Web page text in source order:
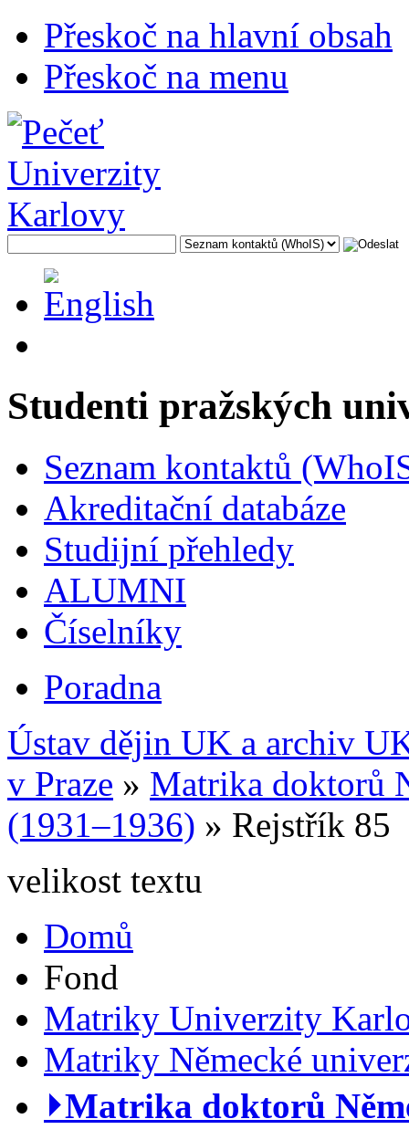
Přeskoč na hlavní obsah
Přeskoč na menu
Studenti pražských
Seznam kontaktů
Akreditační databáze
Studijní přehledy
ALUMNI
Číselníky
Poradna
Ústav dějin UK a archiv
v Praze » Matrika doktorů
(1931–1936) » Rejstřík 85
velikost textu
Domů
Fond
Matriky Univerzity
Matriky Německé
⏵Matrika doktorů